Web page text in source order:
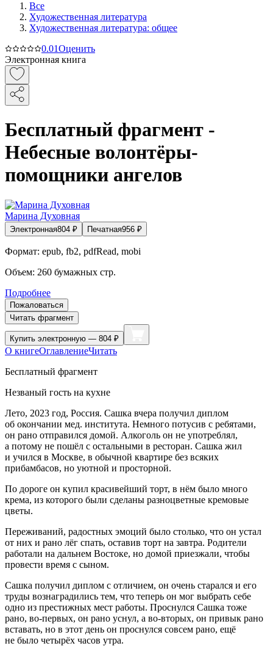
Все
Художественная литература
Художественная литература: общее
0.01Оценить
Электронная книга
Бесплатный фрагмент -
Небесные волонтёры-
помощники ангелов
Марина Духовная
Электронная804 ₽ Печатная956 ₽
Формат: epub, fb2, pdfRead, mobi
Объем: 260 бумажных стр.
Подробнее
Пожаловаться
Читать фрагмент
Купить электронную — 804 ₽
О книгеОглавлениеЧитать
Бесплатный фрагмент
Незваный гость на кухне
Лето, 2023 год, Россия. Сашка вчера получил диплом
об окончании мед. института. Немного потусив с ребятами,
он рано отправился домой. Алкоголь он не употреблял,
а потому не пошёл с остальными в ресторан. Сашка жил
и учился в Москве, в обычной квартире без всяких
прибамбасов, но уютной и просторной.
По дороге он купил красивейший торт, в нём было много
крема, из которого были сделаны разноцветные кремовые
цветы.
Переживаний, радостных эмоций было столько, что он устал
от них и рано лёг спать, оставив торт на завтра. Родители
работали на дальнем Востоке, но домой приезжали, чтобы
провести время с сыном.
Сашка получил диплом с отличием, он очень старался и его
труды вознаградились тем, что теперь он мог выбрать себе
одно из престижных мест работы. Проснулся Сашка тоже
рано, во-первых, он рано уснул, а во-вторых, он привык рано
вставать, но в этот день он проснулся совсем рано, ещё
не было четырёх часов утра.